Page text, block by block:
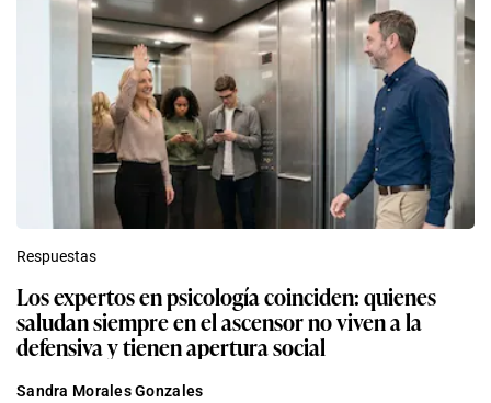
Respuestas
Los expertos en psicología coinciden: quienes
saludan siempre en el ascensor no viven a la
defensiva y tienen apertura social
Sandra Morales Gonzales